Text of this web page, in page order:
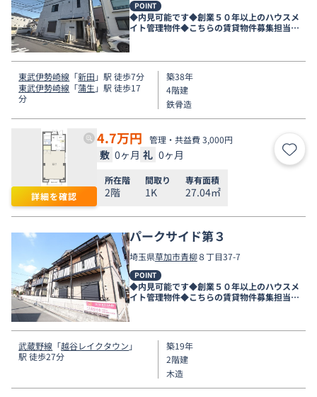
POINT
◆内見可能です◆創業５０年以上のハウスメ
イト管理物件◆こちらの賃貸物件募集担当店
舗は新越谷店です◆
東武伊勢崎線 「新田 」駅 徒歩7分
東武伊勢崎線 「蒲生 」駅 徒歩17
分
築38年
4階建
鉄骨造
詳細を確認
4.7万円 管理・共益費 3,000円
敷 0ヶ月 礼 0ヶ月 お気
所在階
2階
間取り
1K
専有面積
27.04㎡
パークサイド第３
埼玉県草加市青柳８丁目37-7
POINT
◆内見可能です◆創業５０年以上のハウスメ
イト管理物件◆こちらの賃貸物件募集担当店
舗は新越谷店です◆
武蔵野線 「越谷レイクタウン 」
駅 徒歩27分
築19年
2階建
木造